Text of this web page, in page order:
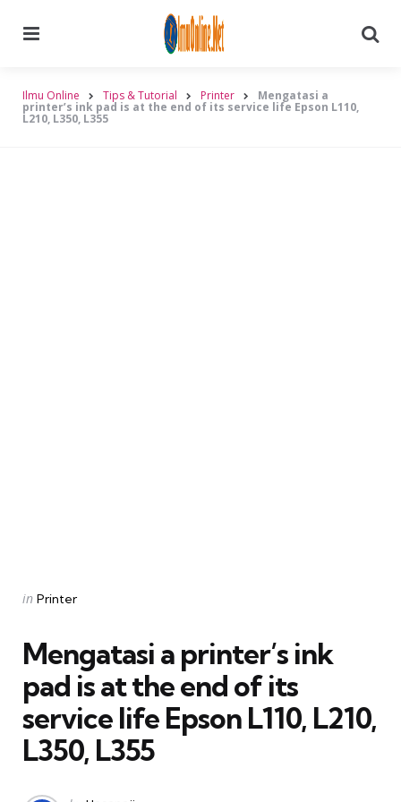
Ilmu Online Tips & Tutorial Printer Mengatasi a
printer’s ink pad is at the end of its service life Epson L110,
L210, L350, L355
Categories
Posted
in Printer
Mengatasi a printer’s ink
pad is at the end of its
service life Epson L110, L210,
L350, L355